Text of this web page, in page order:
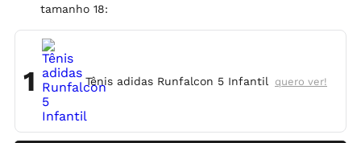
tamanho18:
1 Tênis adidas Runfalcon 5 Infantil quero ver!